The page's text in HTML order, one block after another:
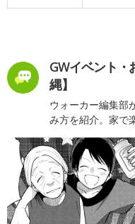
GWイベント・
縄】
ウォーカー編集部
み方を紹介。家で